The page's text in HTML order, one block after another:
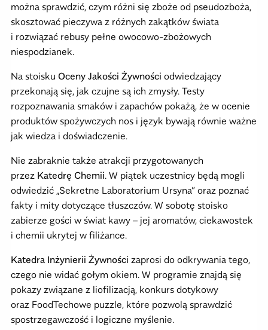
można sprawdzić, czym różni się zboże od pseudozboża,
skosztować pieczywa z różnych zakątków świata
i rozwiązać rebusy pełne owocowo-zbożowych
niespodzianek.
Na stoisku Oceny Jakości Żywności odwiedzający
przekonają się, jak czujne są ich zmysły. Testy
rozpoznawania smaków i zapachów pokażą, że w ocenie
produktów spożywczych nos i język bywają równie ważne
jak wiedza i doświadczenie.
Nie zabraknie także atrakcji przygotowanych
przez Katedrę Chemii. W piątek uczestnicy będą mogli
odwiedzić „Sekretne Laboratorium Ursyna” oraz poznać
fakty i mity dotyczące tłuszczów. W sobotę stoisko
zabierze gości w świat kawy – jej aromatów, ciekawostek
i chemii ukrytej w filiżance.
Katedra Inżynierii Żywności zaprosi do odkrywania tego,
czego nie widać gołym okiem. W programie znajdą się
pokazy związane z liofilizacją, konkurs dotykowy
oraz FoodTechowe puzzle, które pozwolą sprawdzić
spostrzegawczość i logiczne myślenie.